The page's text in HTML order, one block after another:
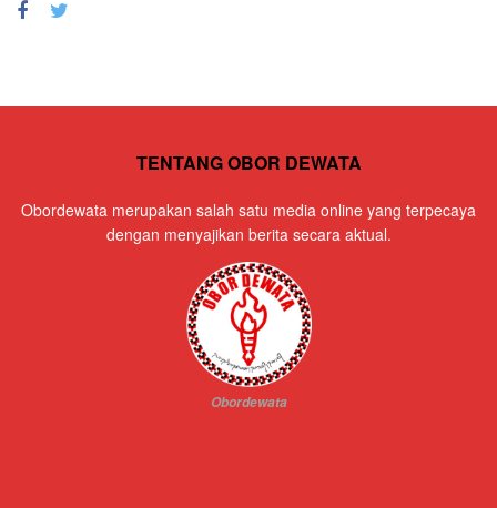
TENTANG OBOR DEWATA
Obordewata merupakan salah satu media online yang terpecaya
dengan menyajikan berita secara aktual.
Obordewata